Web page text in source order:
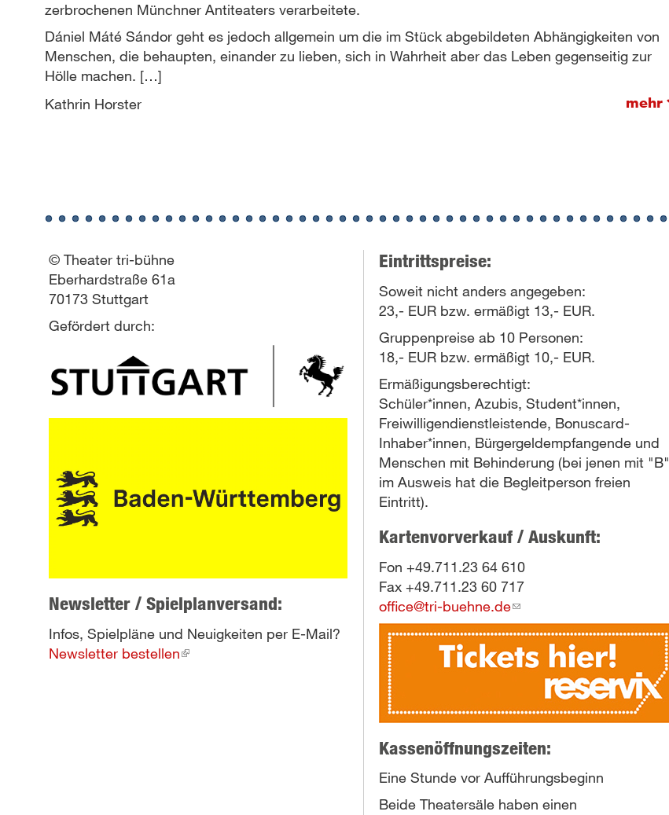
zerbrochenen Münchner Antiteaters verarbeitete.
Dániel Máté Sándor geht es jedoch allgemein um die im Stück abgebildeten Abhängigkeiten von
Menschen, die behaupten, einander zu lieben, sich in Wahrheit aber das Leben gegenseitig zur
Hölle machen. […]
mehr
Kathrin Horster
© Theater tri-bühne
Eberhardstraße 61a
70173 Stuttgart
Gefördert durch:
Newsletter / Spielplanversand:
Infos, Spielpläne und Neuigkeiten per E-Mail?
Newsletter bestellen(link
Eintrittspreise:
Soweit nicht anders angegeben:
23,- EUR bzw. ermäßigt 13,- EUR.
Gruppenpreise ab 10 Personen:
18,- EUR bzw. ermäßigt 10,- EUR.
Ermäßigungsberechtigt:
Schüler*innen, Azubis, Student*innen,
Freiwilligendienstleistende, Bonuscard-
Inhaber*innen, Bürgergeldempfangende und
Menschen mit Behinderung (bei jenen mit "B"
im Ausweis hat die Begleitperson freien
Eintritt).
Kartenvorverkauf / Auskunft:
Fon +49.711.23 64 610
Fax +49.711.23 60 717
office@tri-buehne.de(link
sends
e-
mail)
Kassenöffnungszeiten:
Eine Stunde vor Aufführungsbeginn
Beide Theatersäle haben einen